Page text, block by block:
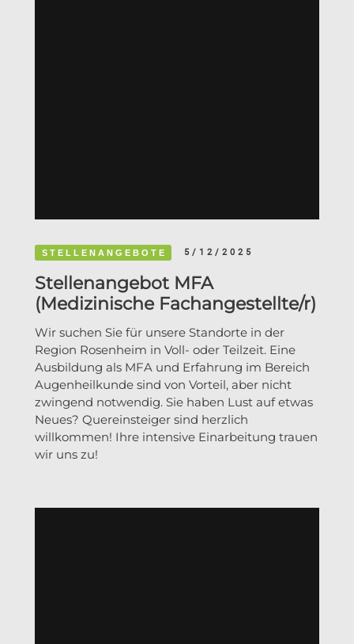
STELLENANGEBOTE 5/12/2025
Stellenangebot MFA
(Medizinische Fachangestellte/r)
Wir suchen Sie für unsere Standorte in der
Region Rosenheim in Voll- oder Teilzeit. Eine
Ausbildung als MFA und Erfahrung im Bereich
Augenheilkunde sind von Vorteil, aber nicht
zwingend notwendig. Sie haben Lust auf etwas
Neues? Quereinsteiger sind herzlich
willkommen! Ihre intensive Einarbeitung trauen
wir uns zu!